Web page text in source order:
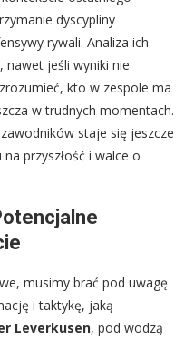
dyscypliny
rywali. Analiza ich
nawet jeśli wyniki nie
kto w zespole ma
w trudnych momentach.
staje się jeszcze
przyszłość i walce o
musimy brać pod uwagę
i taktykę, jaką
Leverkusen, pod wodzą